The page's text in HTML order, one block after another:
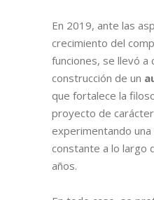
En 2019, ante las
crecimiento del
funciones, se llevó a
construcción de un
que fortalece la
proyecto de
experimentando una
constante a lo largo
años.